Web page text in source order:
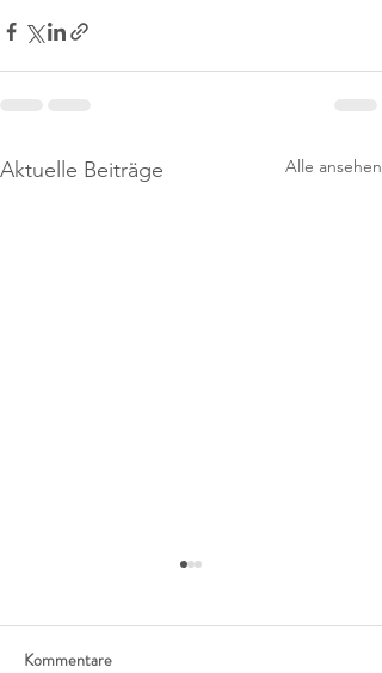
Aktuelle Beiträge Alle ansehen
Kommentare